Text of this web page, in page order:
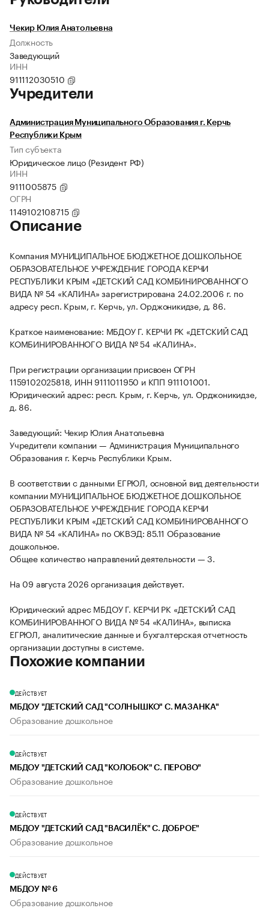
Чекир Юлия Анатольевна
Должность
Заведующий
ИНН
911112030510
Учредители
Администрация Муниципального Образования г. Керчь
Республики Крым
Тип субъекта
Юридическое лицо (Резидент РФ)
ИНН
9111005875
ОГРН
1149102108715
Описание
Компания МУНИЦИПАЛЬНОЕ БЮДЖЕТНОЕ ДОШКОЛЬНОЕ
ОБРАЗОВАТЕЛЬНОЕ УЧРЕЖДЕНИЕ ГОРОДА КЕРЧИ
РЕСПУБЛИКИ КРЫМ «ДЕТСКИЙ САД КОМБИНИРОВАННОГО
ВИДА № 54 «КАЛИНА» зарегистрирована 24.02.2006 г. по
адресу респ. Крым, г. Керчь, ул. Орджоникидзе, д. 86.
Краткое наименование: МБДОУ Г. КЕРЧИ РК «ДЕТСКИЙ САД
КОМБИНИРОВАННОГО ВИДА № 54 «КАЛИНА».
При регистрации организации присвоен ОГРН
1159102025818, ИНН 9111011950 и КПП 911101001.
Юридический адрес: респ. Крым, г. Керчь, ул. Орджоникидзе,
д. 86.
Заведующий: Чекир Юлия Анатольевна
Учредители компании — Администрация Муниципального
Образования г. Керчь Республики Крым.
В соответствии с данными ЕГРЮЛ, основной вид деятельности
компании МУНИЦИПАЛЬНОЕ БЮДЖЕТНОЕ ДОШКОЛЬНОЕ
ОБРАЗОВАТЕЛЬНОЕ УЧРЕЖДЕНИЕ ГОРОДА КЕРЧИ
РЕСПУБЛИКИ КРЫМ «ДЕТСКИЙ САД КОМБИНИРОВАННОГО
ВИДА № 54 «КАЛИНА» по ОКВЭД: 85.11 Образование
дошкольное.
Общее количество направлений деятельности — 3.
На 09 августа 2026 организация действует.
Юридический адрес МБДОУ Г. КЕРЧИ РК «ДЕТСКИЙ САД
КОМБИНИРОВАННОГО ВИДА № 54 «КАЛИНА», выписка
ЕГРЮЛ, аналитические данные и бухгалтерская отчетность
организации доступны в системе.
Похожие компании
ДЕЙСТВУЕТ
МБДОУ "ДЕТСКИЙ САД "СОЛНЫШКО" С. МАЗАНКА"
Образование дошкольное
ДЕЙСТВУЕТ
МБДОУ "ДЕТСКИЙ САД "КОЛОБОК" С. ПЕРОВО"
Образование дошкольное
ДЕЙСТВУЕТ
МБДОУ "ДЕТСКИЙ САД "ВАСИЛЁК" С. ДОБРОЕ"
Образование дошкольное
ДЕЙСТВУЕТ
МБДОУ № 6
Образование дошкольное